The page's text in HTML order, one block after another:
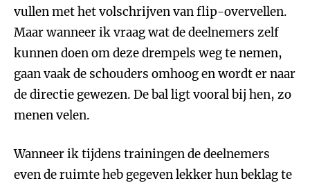
vullen met het volschrijven van flip-overvellen.
Maar wanneer ik vraag wat de deelnemers zelf
kunnen doen om deze drempels weg te nemen,
gaan vaak de schouders omhoog en wordt er naar
de directie gewezen. De bal ligt vooral bij hen, zo
menen velen.
Wanneer ik tijdens trainingen de deelnemers
even de ruimte heb gegeven lekker hun beklag te